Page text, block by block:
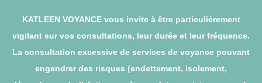
KATLEEN VOYANCE vous invite à être particulièrement
vigilant sur vos consultations, leur durée et leur fréquence.
La consultation excessive de services de voyance pouvant
engendrer des risques (endettement, isolement,